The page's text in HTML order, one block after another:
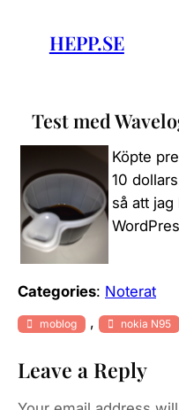
content
HEPP.SE
Test med
Köpte
10
så att
Categories: Noterat
moblog , nokia N95
Leave a Reply